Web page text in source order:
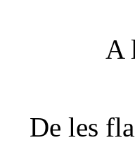
A
De les